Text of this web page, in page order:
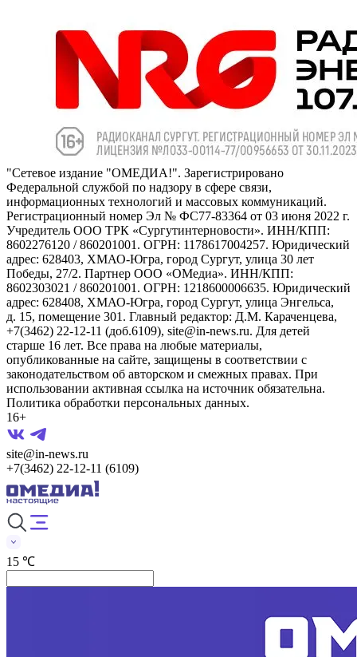
"Сетевое издание "ОМЕДИА!". Зарегистрировано
Федеральной службой по надзору в сфере связи,
информационных технологий и массовых коммуникаций.
Регистрационный номер Эл № ФС77-83364 от 03 июня 2022 г.
Учредитель ООО ТРК «Сургутинтерновости». ИНН/КПП:
8602276120 / 860201001. ОГРН: 1178617004257. Юридический
адрес: 628403, ХМАО-Югра, город Сургут, улица 30 лет
Победы, 27/2. Партнер ООО «ОМедиа». ИНН/КПП:
8602303021 / 860201001. ОГРН: 1218600006635. Юридический
адрес: 628408, ХМАО-Югра, город Сургут, улица Энгельса,
д. 15, помещение 301. Главный редактор: Д.М. Караченцева,
+7(3462) 22-12-11 (доб.6109), site@in-news.ru. Для детей
старше 16 лет. Все права на любые материалы,
опубликованные на сайте, защищены в соответствии с
законодательством об авторском и смежных правах. При
использовании активная ссылка на источник обязательна.
Политика обработки персональных данных.
16+
site@in-news.ru
+7(3462) 22-12-11 (6109)
15 ℃